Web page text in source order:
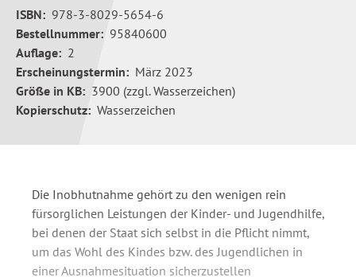
ISBN: 978-3-8029-5654-6
Bestellnummer: 95840600
Auflage: 2
Erscheinungstermin: März 2023
Größe in KB: 3900 (zzgl. Wasserzeichen)
Kopierschutz: Wasserzeichen
Die Inobhutnahme gehört zu den wenigen rein
fürsorglichen Leistungen der Kinder- und Jugendhilfe,
bei denen der Staat sich selbst in die Pflicht nimmt,
um das Wohl des Kindes bzw. des Jugendlichen in
einer Ausnahmesituation sicherzustellen